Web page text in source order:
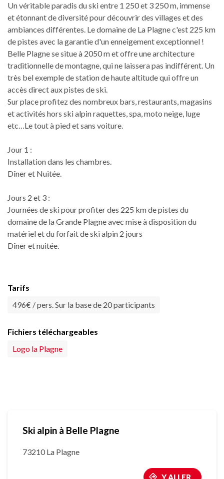
Un véritable paradis du ski entre 1 250 et 3 250 m, immense
et étonnant de diversité pour découvrir des villages et des
ambiances différentes. Le domaine de La Plagne c'est 225 km
de pistes avec la garantie d'un enneigement exceptionnel !
Belle Plagne se situe à 2050 m et offre une architecture
traditionnelle de montagne, qui ne laissera pas indifférent. Un
très bel exemple de station de haute altitude qui offre un
accès direct aux pistes de ski.
Sur place profitez des nombreux bars, restaurants, magasins
et activités hors ski alpin raquettes, spa, moto neige, luge
etc…Le tout à pied et sans voiture.
Jour 1 :
Installation dans les chambres.
Dîner et Nuitée.
Jours 2 et 3 :
Journées de ski pour profiter des 225 km de pistes du
domaine de la Grande Plagne avec mise à disposition du
matériel et du forfait de ski alpin 2 jours
Dîner et nuitée.
Tarifs
496€ / pers. Sur la base de 20 participants
Fichiers téléchargeables
Logo la Plagne
Ski alpin à Belle Plagne
73210 La Plagne
Y ALLER